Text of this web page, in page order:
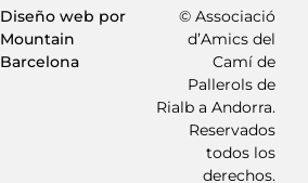
Diseño web por
Mountain
Barcelona
© Associació
d’Amics del
Camí de
Pallerols de
Rialb a Andorra.
Reservados
todos los
derechos.